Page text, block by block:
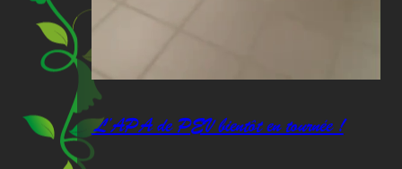
L’APA de PEV bientôt en tournée !